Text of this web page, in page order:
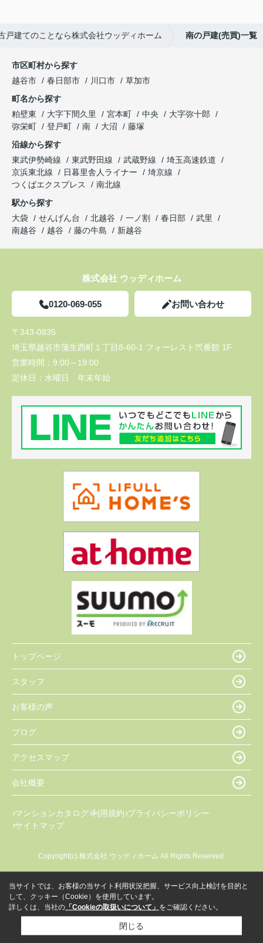
戸建てのことなら株式会社ウッディホーム 南の戸建(売買)一覧
市区町村から探す
越谷市
春日部市 川口市
草加市
町名から探す
粕壁東
大字下間久里 宮本町 中央
大字弥十郎
弥栄町
登戸町 南 大沼
藤塚
沿線から探す
東武伊勢崎線
東武野田線 武蔵野線
埼玉高速鉄道
京浜東北線
日暮里舎人ライナー
埼京線
つくばエクスプレス
南北線
駅から探す
大袋
せんげん台 北越谷 一ノ割 春日部
武里
南越谷
越谷 藤の牛島 新越谷
株式会社 ウッディホーム
0120-069-055 お問い合わせ
〒343-0835
埼玉県越谷市蒲生西町１丁目8-60-1 フォーレスト弐番館 1F
営業時間： 9:00～19:00
定休日： 水曜日 年末年始
トップページ
スタッフ
お客様の声
ブログ
アクセスマップ
会社概要
マンションカタログ 利用規約 プライバシーポリシー
サイトマップ
Copyright(c) 株式会社 ウッディホーム All Rights Reserved.
当サイトでは、お客様の当サイト利用状況把握、サービス向上検討を目的と
して、クッキー（Cookie）を使用しています。
詳しくは、当社の 「Cookieの取扱いについて」 をご確認ください。
閉じる